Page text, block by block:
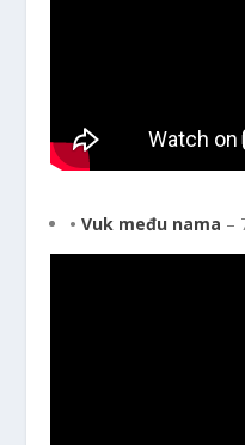
• Vuk među nama –